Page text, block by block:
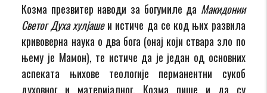
Козма презвитер наводи за богумиле да Макидонии
Светог Духа хулјашеи истиче да се код њих развила
кривоверна наука о два бога (онај који ствара зло по
њему је Мамон), те истиче да је један од основних
аспеката њихове теологије перманентни сукоб
духовног и материјалног. Козма пише и да су